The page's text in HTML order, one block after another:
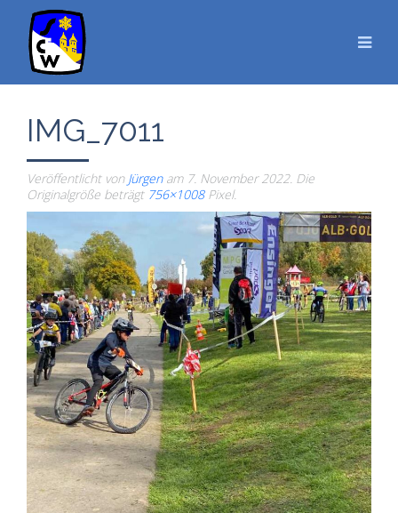
IMG_7011
Veröffentlicht von Jürgenam 7. November 2022. Die
Originalgröße beträgt 756×1008Pixel.